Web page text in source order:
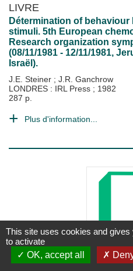
LIVRE
Détermination of behaviour
stimuli. 5th European
Research organization
(08/11/1981 - 12/11/1981,
Israël).
J.E. Steiner ; J.R. Ganchrow
LONDRES : IRL Press ; 1982
287 p.
Plus d'information...
This site uses cookies and
to activate
OK, accept all